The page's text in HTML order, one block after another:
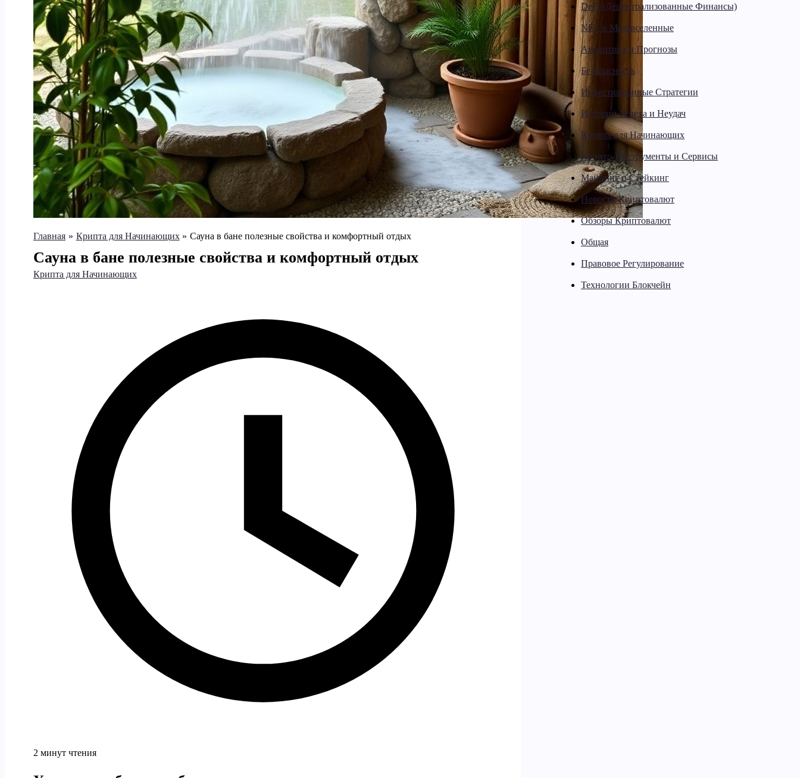
Главная Крипта для Начинающих Сауна в бане полезные свойства и комфортный отдых
Сауна в бане полезные свойства и комфортный отдых
Крипта для Начинающих
2 минут чтения
DeFi (Децентрализованные Финансы)
NFT и Метавселенные
Аналитика и Прогнозы
Безопасность
Инвестиционные Стратегии
Истории Успеха и Неудач
Крипта для Начинающих
Крипто-Инструменты и Сервисы
Майнинг и Стейкинг
Новости Криптовалют
Обзоры Криптовалют
Общая
Правовое Регулирование
Технологии Блокчейн